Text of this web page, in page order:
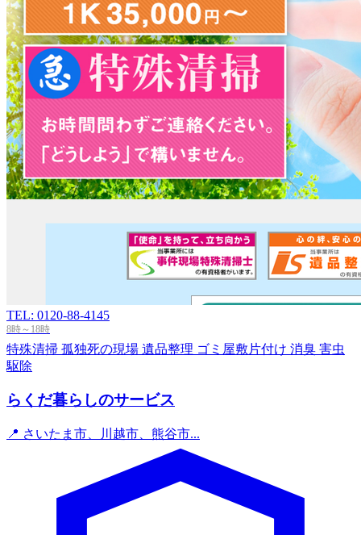
TEL: 0120-88-4145
8時～18時
特殊清掃 孤独死の現場 遺品整理 ゴミ屋敷片付け 消臭 害虫
駆除
らくだ暮らしのサービス
📍 さいたま市、川越市、熊谷市...